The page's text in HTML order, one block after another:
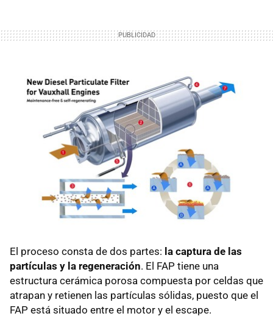
El proceso consta de dos partes: la captura de las
partículas y la regeneración. El FAP tiene una
estructura cerámica porosa compuesta por celdas que
atrapan y retienen las partículas sólidas, puesto que el
FAP está situado entre el motor y el escape.